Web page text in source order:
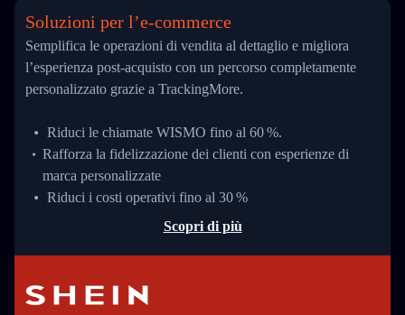
Soluzioni per l’e‑commerce
Semplifica le operazioni di vendita al dettaglio e migliora
l’esperienza post-acquisto con un percorso completamente
personalizzato grazie a TrackingMore.
Riduci le chiamate WISMO fino al 60 %.
Rafforza la fidelizzazione dei clienti con esperienze di
marca personalizzate
Riduci i costi operativi fino al 30 %
Scopri di più